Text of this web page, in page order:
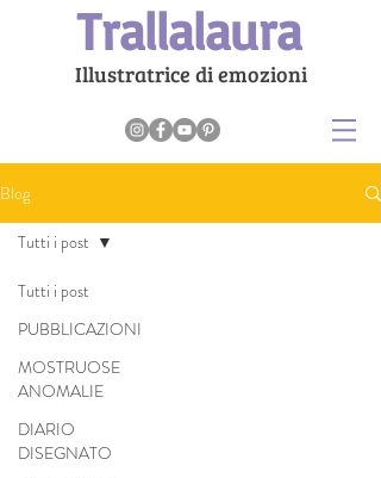
Trallalaura
Illustratrice di emozioni
Blog
Tutti i post
PUBBLICAZIONI
MOSTRUOSE
ANOMALIE
DIARIO
DISEGNATO
Tutti i post